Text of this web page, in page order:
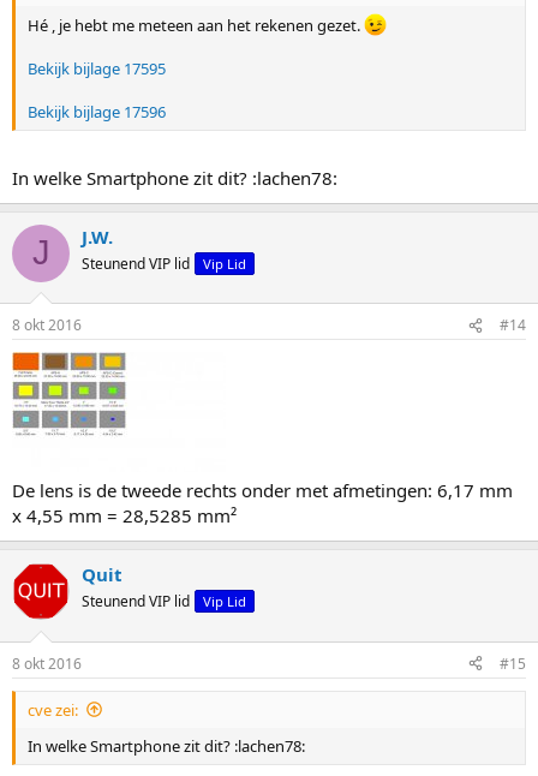
Hé , je hebt me meteen aan het rekenen gezet.
Bekijk bijlage 17595
Bekijk bijlage 17596
In welke Smartphone zit dit? :lachen78:
J J.W.
Steunend VIP lid Vip Lid
8 okt 2016 #14
De lens is de tweede rechts onder met afmetingen: 6,17 mm
x 4,55 mm = 28,5285 mm²
Quit
Steunend VIP lid Vip Lid
8 okt 2016 #15
cve zei:
In welke Smartphone zit dit? :lachen78: